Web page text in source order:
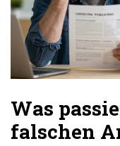
Was
falschen